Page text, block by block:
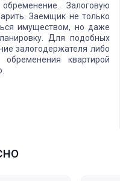
Залоговую
Заемщик не только
имуществом, но даже
Для подобных
залогодержателя либо
квартирой